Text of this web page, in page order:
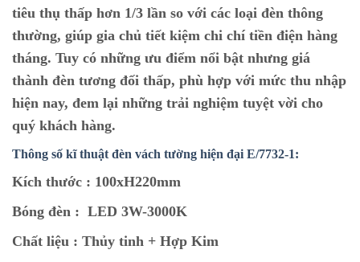
tiêu thụ thấp hơn 1/3 lần so với các loại đèn thông
thường, giúp gia chủ tiết kiệm chi chí tiền điện hàng
tháng. Tuy có những ưu điểm nổi bật nhưng giá
thành đèn tương đối thấp, phù hợp với mức thu nhập
hiện nay, đem lại những trải nghiệm tuyệt vời cho
quý khách hàng.
Thông số kĩ thuật đèn vách tường hiện đại E/7732-1:
Kích thước : 100xH220mm
Bóng đèn : LED 3W-3000K
Chất liệu : Thủy tinh + Hợp Kim